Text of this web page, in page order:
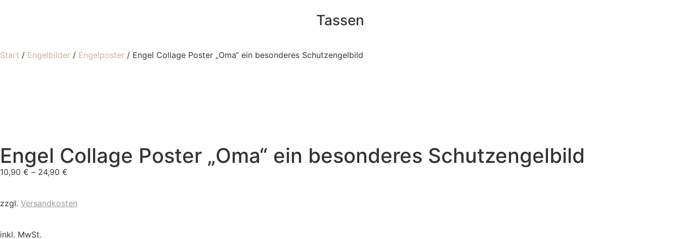
Tassen
Start / Engelbilder / Engelposter / Engel Collage Poster „Oma“ ein besonderes Schutzengelbild
Engel Collage Poster „Oma“ ein besonderes Schutzengelbild
10,90 € – 24,90 €
zzgl. Versandkosten
inkl. MwSt.